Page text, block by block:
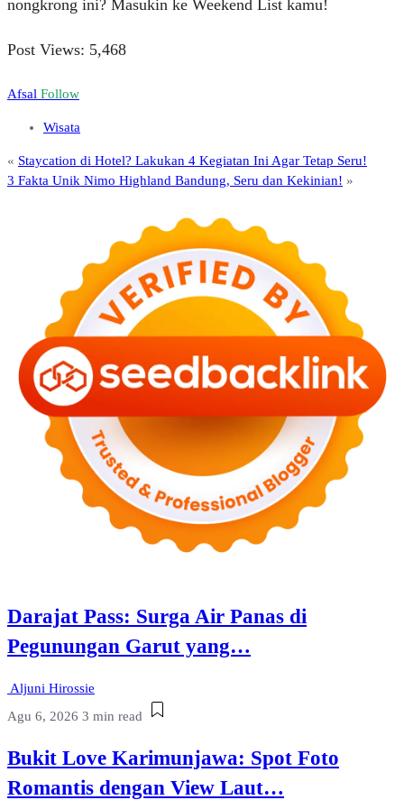
nongkrong ini? Masukin ke Weekend List kamu!
Post Views: 5,468
Afsal Follow
Wisata
« Staycation di Hotel? Lakukan 4 Kegiatan Ini Agar Tetap Seru!
3 Fakta Unik Nimo Highland Bandung, Seru dan Kekinian! »
Darajat Pass: Surga Air Panas di
Pegunungan Garut yang…
Aljuni Hirossie
Agu 6, 2026 3 min read
Bukit Love Karimunjawa: Spot Foto
Romantis dengan View Laut…